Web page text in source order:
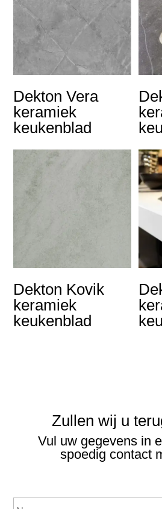
Dekton Vera
keramiek
keukenblad
Dekton Kovik
keramiek
keukenblad
Zullen wij u
Vul uw gegevens in
spoedig contact
N